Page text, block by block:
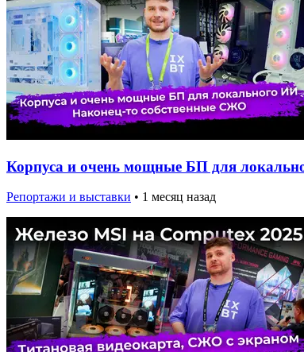
Корпуса и очень мощные БП для
Репортажи и выставки • 1 месяц назад